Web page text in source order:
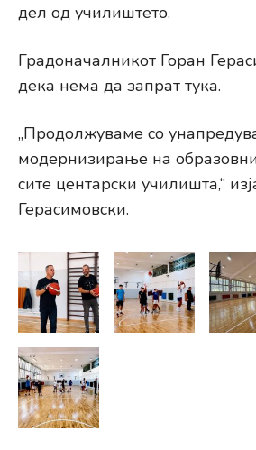
дел од училиштето.
Градоначалникот Горан
дека нема да запрат тука.
„Продолжуваме со
модернизирање на
сите центарски училишта,“
Герасимовски.